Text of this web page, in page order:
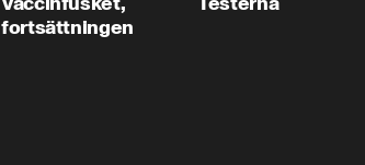
fortsättningen